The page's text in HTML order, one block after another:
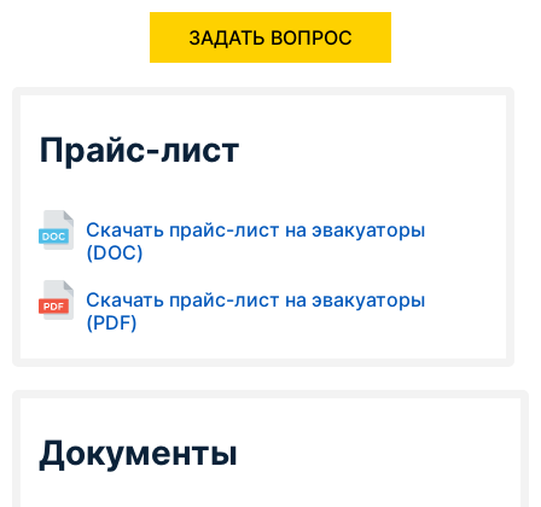
ЗАДАТЬ ВОПРОС
Прайс-лист
Скачать прайс-лист на эвакуаторы
(DOC)
Скачать прайс-лист на эвакуаторы
(PDF)
Документы